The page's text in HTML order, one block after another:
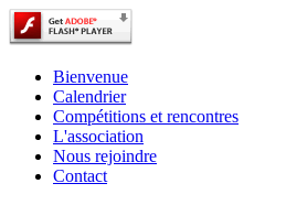
Bienvenue
Calendrier
Compétitions et rencontres
L'association
Nous rejoindre
Contact